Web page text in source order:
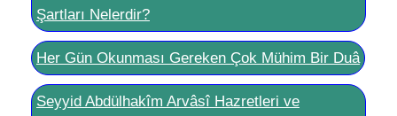
Şartları Nelerdir?
Her Gün Okunması Gereken Çok Mühim Bir Duâ
Seyyid Abdülhakîm Arvâsî Hazretleri ve